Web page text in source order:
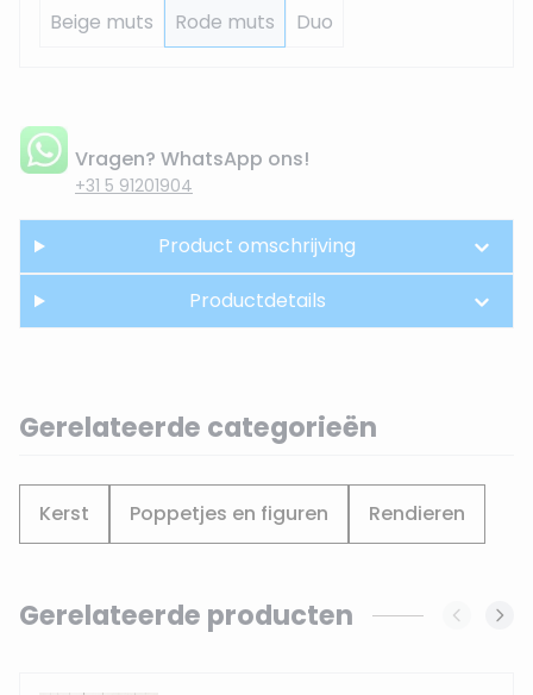
Beige muts
Rode muts Duo
Vragen? WhatsApp ons!
+31 5 91201904
Product omschrijving
Productdetails
Gerelateerde categorieën
Kerst Poppetjes en figuren Rendieren
Navigating through the elements of the carousel is
Press to skip carousel
Gerelateerde producten